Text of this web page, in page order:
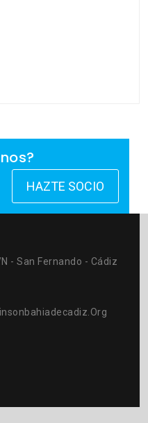
HAZTE SOCIO
- San Fernando - Cádiz